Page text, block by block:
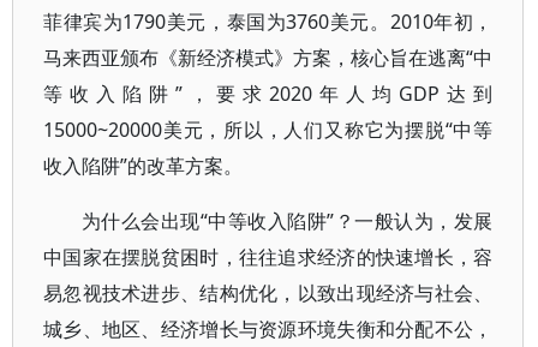
菲律宾为1790美元，泰国为3760美元。2010年初，
马来西亚颁布《新经济模式》方案，核心旨在逃离“中
等收入陷阱”，要求2020年人均GDP达到
15000~20000美元，所以，人们又称它为摆脱“中等
收入陷阱”的改革方案。
为什么会出现“中等收入陷阱”？一般认为，发展
中国家在摆脱贫困时，往往追求经济的快速增长，容
易忽视技术进步、结构优化，以致出现经济与社会、
城乡、地区、经济增长与资源环境失衡和分配不公，